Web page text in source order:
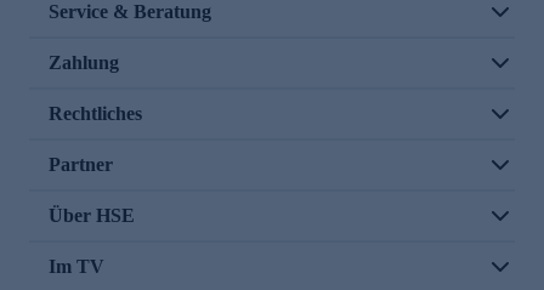
Service & Beratung
Zahlung
Rechtliches
Partner
Über HSE
Im TV